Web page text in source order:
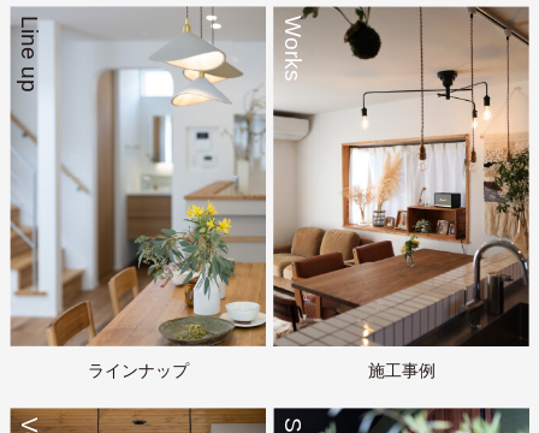
Line up
ラインナップ
Works
施工事例